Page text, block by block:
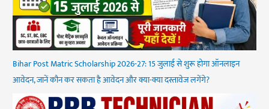
Bihar Post Matric Scholarship 2026-27: 15 जुलाई से शुरू होगा ऑनलाइन
आवेदन, जानें कौन कर सकता है आवेदन और क्या-क्या दस्तावेज लगेंगे?